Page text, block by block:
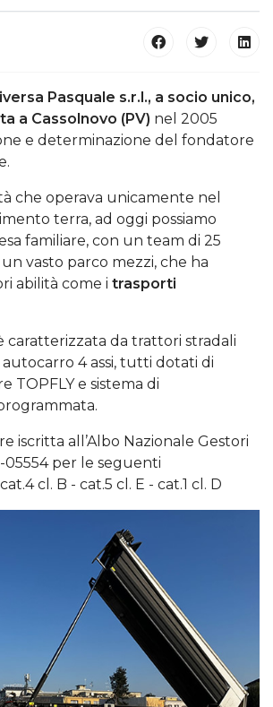
Pasquale s.r.l., a socio unico,
a Cassolnovo (PV) nel 2005
e determinazione del fondatore
che operava unicamente nel
terra, ad oggi possiamo
familiare, con un team di 25
vasto parco mezzi, che ha
abilità come i trasporti
caratterizzata da trattori stradali
autocarro 4 assi, tutti dotati di
TOPFLY e sistema di
iscritta all’Albo Nazionale Gestori
05554 per le seguenti
cl. B - cat.5 cl. E - cat.1 cl. D